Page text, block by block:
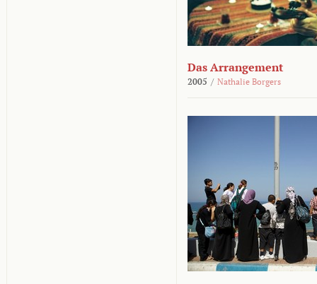
Das Arrangement
2005 / Nathalie Borgers